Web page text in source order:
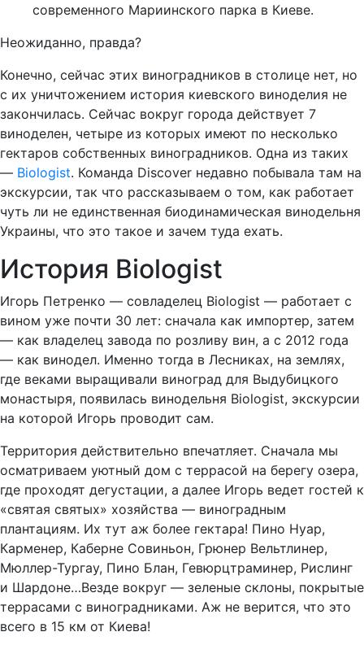
современного Мариинского парка в Киеве.
Неожиданно, правда?
Конечно, сейчас этих виноградников в столице нет, но
с их уничтожением история киевского виноделия не
закончилась. Сейчас вокруг города действует 7
виноделен, четыре из которых имеют по несколько
гектаров собственных виноградников. Одна из таких
— Biologist. Команда Discover недавно побывала там на
экскурсии, так что рассказываем о том, как работает
чуть ли не единственная биодинамическая винодельня
Украины, что это такое и зачем туда ехать.
История Biologist
Игорь Петренко — совладелец Biologist — работает с
вином уже почти 30 лет: сначала как импортер, затем
— как владелец завода по розливу вин, а с 2012 года
— как винодел. Именно тогда в Лесниках, на землях,
где веками выращивали виноград для Выдубицкого
монастыря, появилась винодельня Biologist, экскурсии
на которой Игорь проводит сам.
Территория действительно впечатляет. Сначала мы
осматриваем уютный дом с террасой на берегу озера,
где проходят дегустации, а далее Игорь ведет гостей к
«святая святых» хозяйства — виноградным
плантациям. Их тут аж более гектара! Пино Нуар,
Карменер, Каберне Совиньон, Грюнер Вельтлинер,
Мюллер-Тургау, Пино Блан, Гевюрцтраминер, Рислинг
и Шардоне…Везде вокруг — зеленые склоны, покрытые
террасами с виноградниками. Аж не верится, что это
всего в 15 км от Киева!